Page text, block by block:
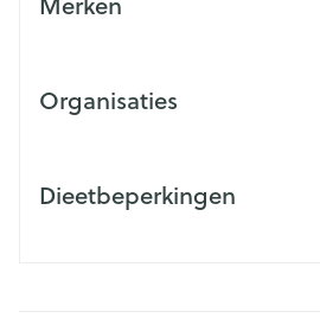
Organisaties
Dieetbeperkingen